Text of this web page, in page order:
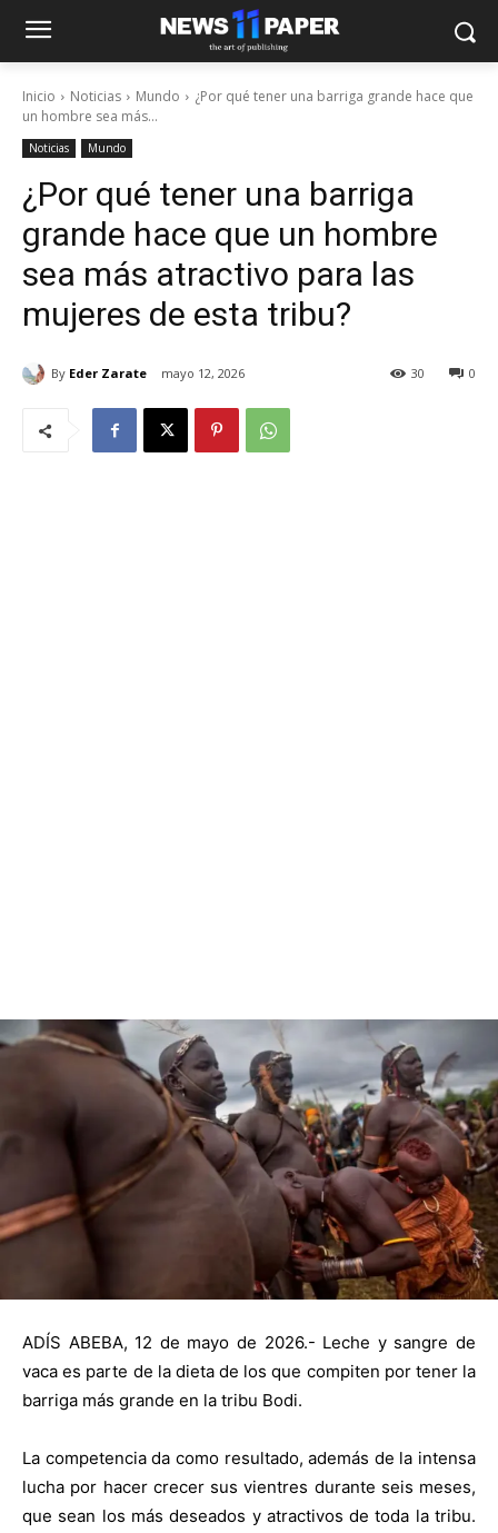
Inicio Noticias Mundo
¿Por qué tener una barriga grande hace que
un hombre sea más...
Noticias Mundo
¿Por qué tener una barriga
grande hace que un hombre
sea más atractivo para las
mujeres de esta tribu?
By Eder Zarate mayo 12, 2026 0
30
ADÍS ABEBA, 12 de mayo de 2026.- Leche y sangre de
vaca es parte de la dieta de los que compiten por tener la
barriga más grande en la tribu Bodi.
La competencia da como resultado, además de la intensa
lucha por hacer crecer sus vientres durante seis meses,
que sean los más deseados y atractivos de toda la tribu.